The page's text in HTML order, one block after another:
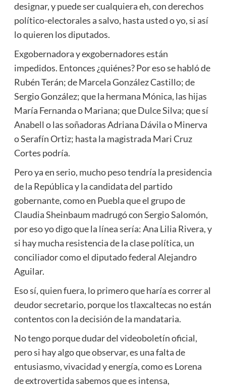
designar, y puede ser cualquiera eh, con derechos
político-electorales a salvo, hasta usted o yo, si así
lo quieren los diputados.
Exgobernadora y exgobernadores están
impedidos. Entonces ¿quiénes? Por eso se habló de
Rubén Terán; de Marcela González Castillo; de
Sergio González; que la hermana Mónica, las hijas
María Fernanda o Mariana; que Dulce Silva; que sí
Anabell o las soñadoras Adriana Dávila o Minerva
o Serafín Ortiz; hasta la magistrada Mari Cruz
Cortes podría.
Pero ya en serio, mucho peso tendría la presidencia
de la República y la candidata del partido
gobernante, como en Puebla que el grupo de
Claudia Sheinbaum madrugó con Sergio Salomón,
por eso yo digo que la línea sería: Ana Lilia Rivera, y
si hay mucha resistencia de la clase política, un
conciliador como el diputado federal Alejandro
Aguilar.
Eso sí, quien fuera, lo primero que haría es correr al
deudor secretario, porque los tlaxcaltecas no están
contentos con la decisión de la mandataria.
No tengo porque dudar del videoboletín oficial,
pero si hay algo que observar, es una falta de
entusiasmo, vivacidad y energía, como es Lorena
de extrovertida sabemos que es intensa,